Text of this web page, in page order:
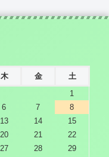
木 金
土
1
6 7
8
13 14
15
20 21
22
27 28
29